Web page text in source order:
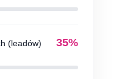
(leadów) 35%